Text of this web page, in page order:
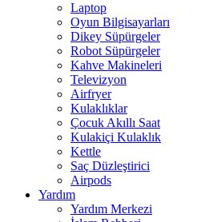
Laptop
Oyun Bilgisayarları
Dikey Süpürgeler
Robot Süpürgeler
Kahve Makineleri
Televizyon
Airfryer
Kulaklıklar
Çocuk Akıllı Saat
Kulakiçi Kulaklık
Kettle
Saç Düzleştirici
Airpods
Yardım
Yardım Merkezi